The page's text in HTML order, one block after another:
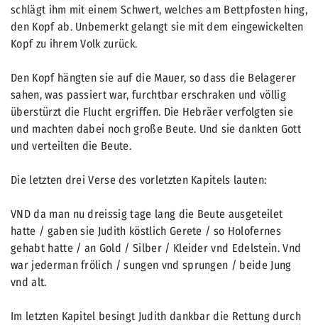
schlägt ihm mit einem Schwert, welches am Bettpfosten hing,
den Kopf ab. Unbemerkt gelangt sie mit dem eingewickelten
Kopf zu ihrem Volk zurück.
Den Kopf hängten sie auf die Mauer, so dass die Belagerer
sahen, was passiert war, furchtbar erschraken und völlig
überstürzt die Flucht ergriffen. Die Hebräer verfolgten sie
und machten dabei noch große Beute. Und sie dankten Gott
und verteilten die Beute.
Die letzten drei Verse des vorletzten Kapitels lauten:
VND da man nu dreissig tage lang die Beute ausgeteilet
hatte / gaben sie Judith köstlich Gerete / so Holofernes
gehabt hatte / an Gold / Silber / Kleider vnd Edelstein. Vnd
war jederman frölich / sungen vnd sprungen / beide Jung
vnd alt.
Im letzten Kapitel besingt Judith dankbar die Rettung durch